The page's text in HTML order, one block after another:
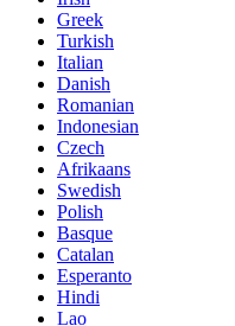
Greek
Turkish
Italian
Danish
Romanian
Indonesian
Czech
Afrikaans
Swedish
Polish
Basque
Catalan
Esperanto
Hindi
Lao